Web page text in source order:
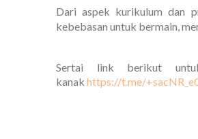
Dari aspek kurikulum dan
kebebasan untuk bermain,
Sertai link berikut
kanak https://t.me/